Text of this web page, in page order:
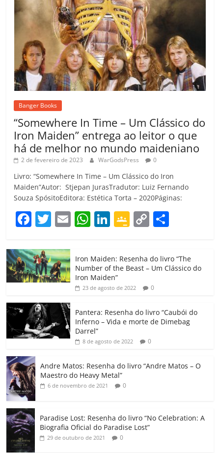
Banger Books
“Somewhere In Time – Um Clássico do
Iron Maiden” entrega ao leitor o que
há de melhor no mundo maideniano
2 de fevereiro de 2023 WarGodsPress 0
Livro: “Somewhere In Time – Um Clássico do Iron
Maiden”Autor: Stjepan JurasTradutor: Luiz Fernando
Souza SpósitoEditora: Estética Torta – 2020Páginas:
F
c
e
b
o
o
k
T
itt
er
E W
at
s
A
p
Li
e
dI
G
gl
e
Cl
a
ss
ro
o
C
p
y
Li
k
m
p
h
ar
Iron Maiden: Resenha do livro “The
Number of the Beast – Um Clássico do
Iron Maiden”
23 de agosto de 2022 0
Pantera: Resenha do livro “Caubói do
Inferno – Vida e morte de Dimebag
Darrel”
8 de agosto de 2022 0
Andre Matos: Resenha do livro “Andre Matos – O
Maestro do Heavy Metal”
6 de novembro de 2021 0
Paradise Lost: Resenha do livro “No Celebration: A
Biografia Oficial do Paradise Lost”
29 de outubro de 2021 0